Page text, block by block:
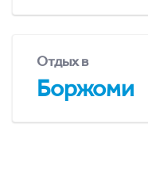
Отдых в
Боржоми